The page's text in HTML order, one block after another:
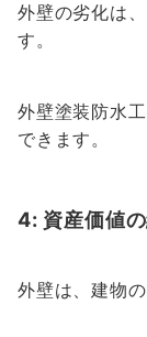
外壁の劣化は
す。
外壁塗装防水
できます。
4: 資産価値
外壁は、建物